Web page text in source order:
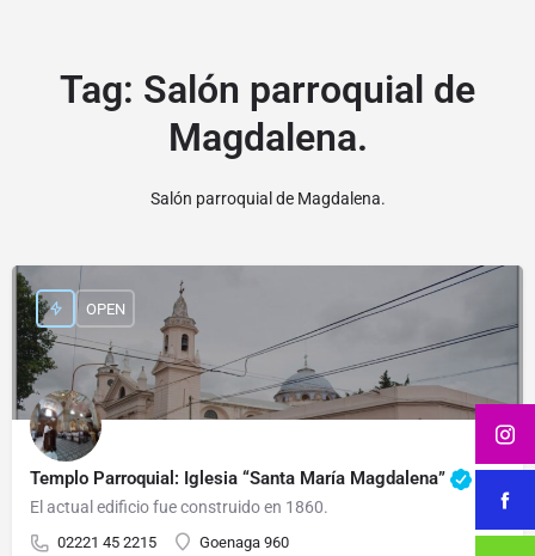
Tag: Salón parroquial de
Magdalena.
Salón parroquial de Magdalena.
Templo Parroquial: Iglesia “Santa María Magdalena”
El actual edificio fue construido en 1860.
02221 45 2215 Goenaga 960
OPEN